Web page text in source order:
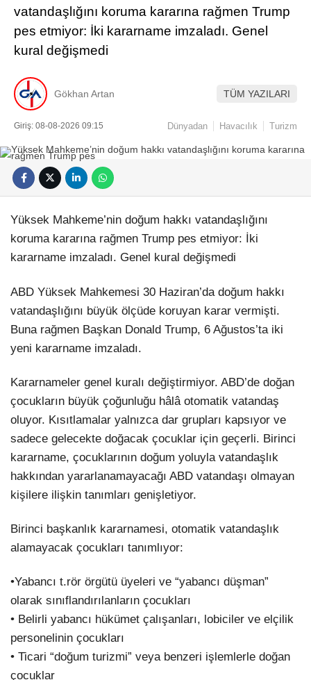
vatandaşlığını koruma kararına rağmen Trump
pes etmiyor: İki kararname imzaladı. Genel
kural değişmedi
Gökhan Artan TÜM YAZILARI
Giriş: 08-08-2026 09:15 Dünyadan Havacılık Turizm
Yüksek Mahkeme’nin doğum hakkı vatandaşlığını
koruma kararına rağmen Trump pes etmiyor: İki
kararname imzaladı. Genel kural değişmedi
ABD Yüksek Mahkemesi 30 Haziran’da doğum hakkı
vatandaşlığını büyük ölçüde koruyan karar vermişti.
Buna rağmen Başkan Donald Trump, 6 Ağustos’ta iki
yeni kararname imzaladı.
Kararnameler genel kuralı değiştirmiyor. ABD’de doğan
çocukların büyük çoğunluğu hâlâ otomatik vatandaş
oluyor. Kısıtlamalar yalnızca dar grupları kapsıyor ve
sadece gelecekte doğacak çocuklar için geçerli. Birinci
kararname, çocuklarının doğum yoluyla vatandaşlık
hakkından yararlanamayacağı ABD vatandaşı olmayan
kişilere ilişkin tanımları genişletiyor.
Birinci başkanlık kararnamesi, otomatik vatandaşlık
alamayacak çocukları tanımlıyor:
•Yabancı t.rör örgütü üyeleri ve “yabancı düşman”
olarak sınıflandırılanların çocukları
• Belirli yabancı hükümet çalışanları, lobiciler ve elçilik
personelinin çocukları
• Ticari “doğum turizmi” veya benzeri işlemlerle doğan
çocuklar